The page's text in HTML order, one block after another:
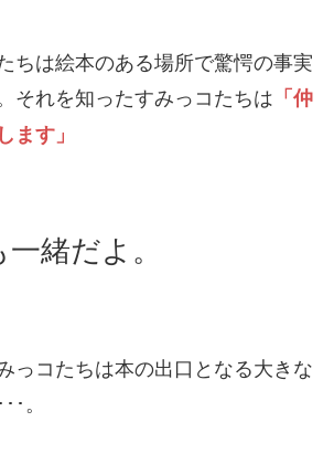
ちは絵本のある場所で驚愕の事実
それを知ったすみっコたちは 「仲
ます」
緒だよ。
っコたちは本の出口となる大きな
。